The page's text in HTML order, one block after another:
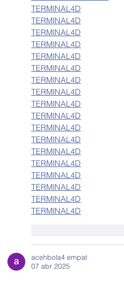
TERMINAL4D
TERMINAL4D
TERMINAL4D
TERMINAL4D
TERMINAL4D
TERMINAL4D
TERMINAL4D
TERMINAL4D
TERMINAL4D
TERMINAL4D
TERMINAL4D
TERMINAL4D
TERMINAL4D
TERMINAL4D
TERMINAL4D
TERMINAL4D
TERMINAL4D
TERMINAL4D
acehbola4 empat
07 abr 2025